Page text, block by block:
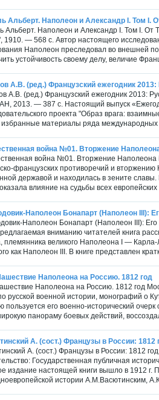
Альберт. Наполеон и Александр I. Том I.
Альберт. Наполеон и Александр I. Том I.
1910. — 568 с. Автор настоящего
Наполеон преследовал во внешней
устойчивость своему делу, величие
А.В. (ред.) Французский ежегодник
А.В. (ред.) Французский ежегодник 2013:
2013. — 387 с. Настоящий выпуск
проекта "Образ врага:
избранные материалы ряда
война №01. Вторжение
война №01. Вторжение
французских противоречий и
державой и находилась в зените
влияние на судьбы всех европейских
Наполеон Бонапарт (Наполеон III):
Наполеон Бонапарт (Наполеон III):
вниманию читателей книга
племянника великого Наполеона I —
как Наполеон III. В книге представлен
Наполеона на Россию. 1812 год
Наполеона на Россию. 1812 год
русской военной истории, монографий о
пользуется его военно-исторический
панораму боевых действий,
А. (сост.) Французы в России: 1812
А. (сост.) Французы в России: 1812
Государственная публичная
издание настоящей книги вышло в 1912 г.
истории А.М.Васютинским,